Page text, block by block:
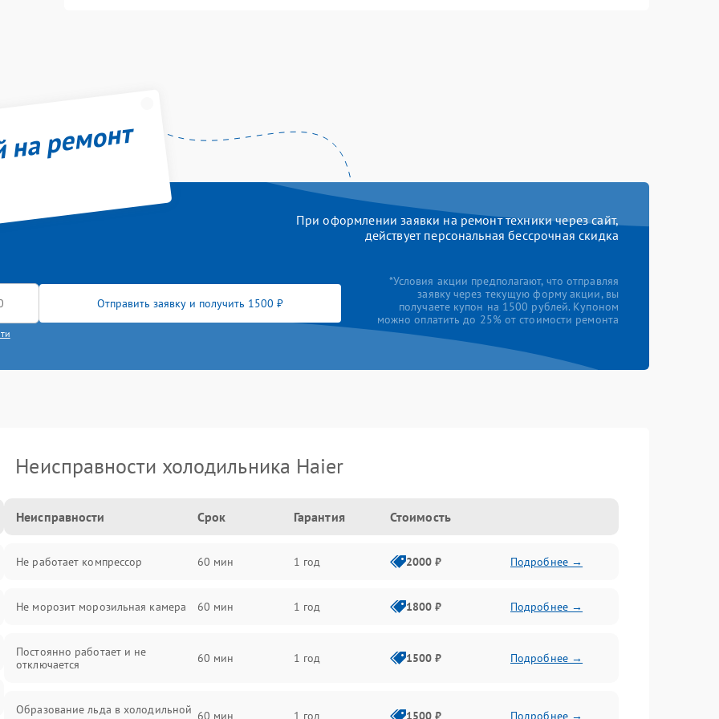
ремонт
При оформлении заявки на ремонт техники через сайт,
действует персональная бессрочная скидка
Отправить заявку и получить 1500 ₽
*Условия акции предполагают, что отправляя
заявку через текущую форму акции, вы
получаете купон на 1500 рублей. Купоном
можно оплатить до 25% от стоимости ремонта
Неисправности холодильника Haier
Неисправности Срок Гарантия Стоимость
Не работает компрессор 60 мин 1 год 2000 ₽ Подробнее →
Не морозит морозильная камера 60 мин 1 год 1800 ₽ Подробнее →
Постоянно работает и не
отключается
60 мин 1 год 1500 ₽ Подробнее →
Образование льда в холодильной 60 мин 1 год 1500 ₽ Подробнее →